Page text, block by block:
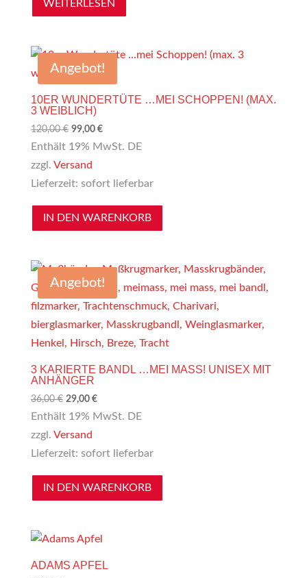
WEITERLESEN
Angebot!
10ER WUNDERTÜTE …MEI SCHOPPEN! (MAX.
3 WEIBLICH)
120,00€ Ursprünglicher
Preis
99,00 €Aktueller
Preis
Enthält 19% MwSt. DE
zzgl. Versand
Lieferzeit: sofort lieferbar
IN DEN WARENKORB
Angebot!
3 KARIERTE BANDL …MEI MASS! UNISEX MIT A
NHÄNGER
36,00€ Ursprünglicher
Preis
29,00 €Aktueller
Preis
Enthält 19% MwSt. DE
zzgl. Versand
Lieferzeit: sofort lieferbar
IN DEN WARENKORB
ADAMS APFEL